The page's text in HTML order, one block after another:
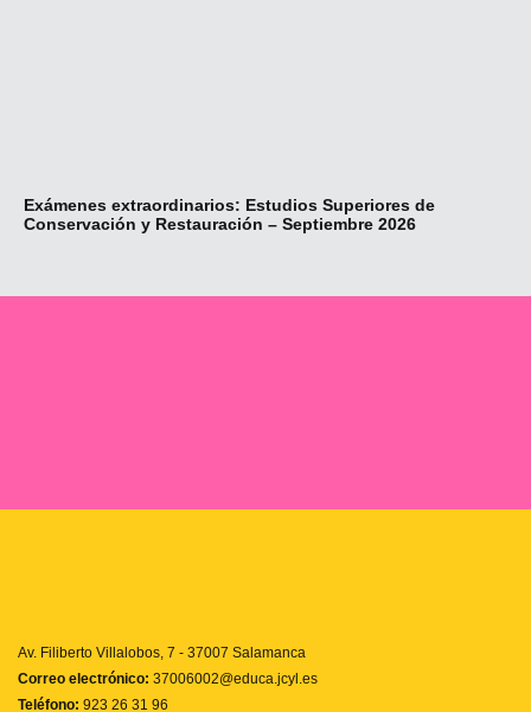
Exámenes extraordinarios: Estudios Superiores de
Conservación y Restauración – Septiembre 2026
Av. Filiberto Villalobos, 7 - 37007 Salamanca
Correo electrónico: 37006002@educa.jcyl.es
Teléfono: 923 26 31 96